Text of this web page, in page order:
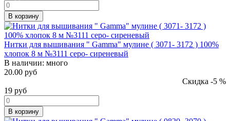
В корзину
Нитки для вышивания " Gamma" мулине ( 3071- 3172 ) 100%
хлопок 8 м №3111 серо- сиреневый
В наличии: много
20.00 руб
Скидка -5 %
19 руб
В корзину